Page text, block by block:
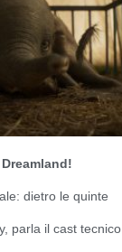
dietro le quinte
parla il cast tecnico